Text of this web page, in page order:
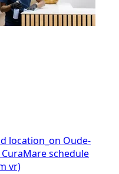
location_on Oude-
CuraMareschedule
vr)